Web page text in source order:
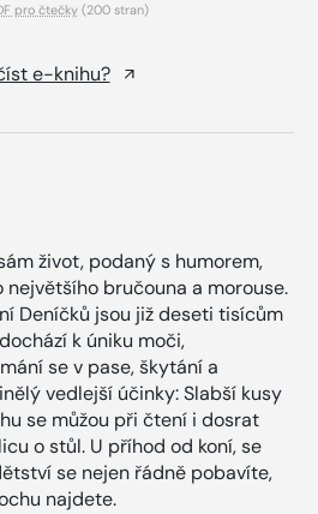
pro čtečky(200 stran)
e-knihu?
život, podaný s humorem,
bručouna a morouse.
Deníčků jsou již deseti tisícům
k úniku moči,
se v pase, škytání a
vedlejší účinky: Slabší kusy
se můžou při čtení i dosrat
o stůl. U příhod od koní, se
se nejen řádně pobavíte,
najdete.